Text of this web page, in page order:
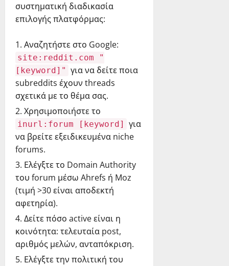
συστηματική διαδικασία
επιλογής πλατφόρμας:
Αναζητήστε στο Google:
site:reddit.com "
[keyword]" για να δείτε ποια
subreddits έχουν threads
σχετικά με το θέμα σας.
Χρησιμοποιήστε το
inurl:forum [keyword]
για
να βρείτε εξειδικευμένα niche
forums.
Ελέγξτε το Domain Authority
του forum μέσω Ahrefs ή Moz
(τιμή >30 είναι αποδεκτή
αφετηρία).
Δείτε πόσο active είναι η
κοινότητα: τελευταία post,
αριθμός μελών, ανταπόκριση.
Ελέγξτε την πολιτική του